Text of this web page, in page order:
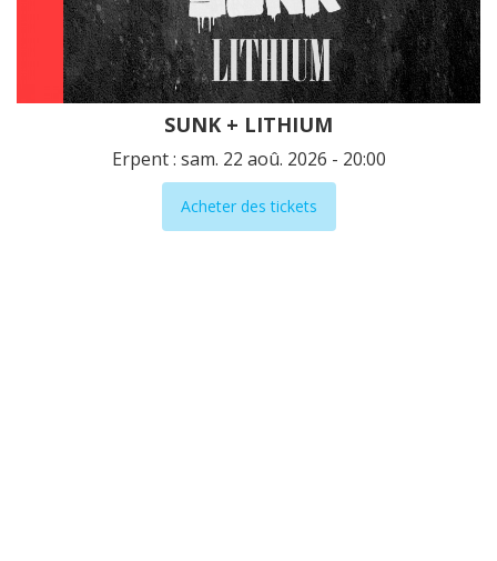
SUNK + LITHIUM
Erpent : sam. 22 aoû. 2026 - 20:00
Acheter des tickets